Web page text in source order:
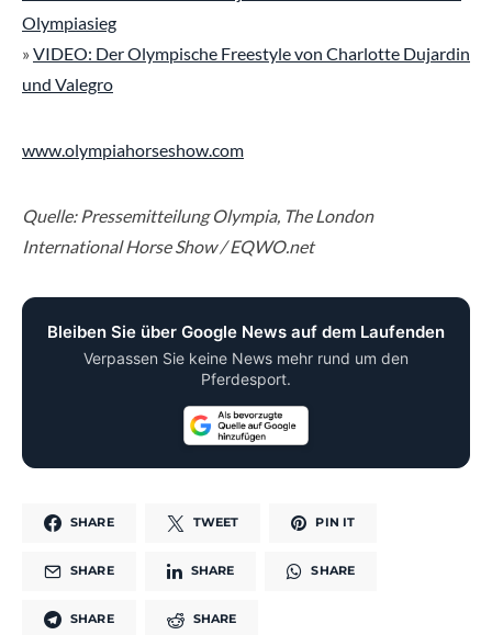
Olympiasieg
» VIDEO: Der Olympische Freestyle von Charlotte Dujardin
und Valegro
www.olympiahorseshow.com
Quelle: Pressemitteilung Olympia, The London
International Horse Show / EQWO.net
Bleiben Sie über Google News auf dem Laufenden
Verpassen Sie keine News mehr rund um den
Pferdesport.
SHARE TWEET PIN IT
SHARE SHARE SHARE
SHARE SHARE